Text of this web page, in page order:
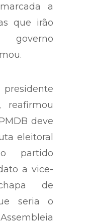
a
que irão
reafirmou
deve
eleitoral
partido
a vice-
de
seria o